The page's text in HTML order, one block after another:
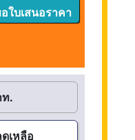
ใบเสนอราคา
ท.
เหลือ